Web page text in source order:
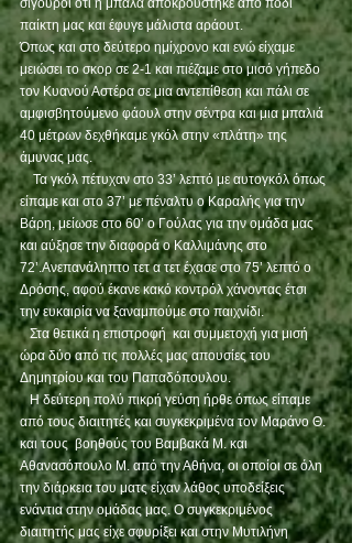
σίγουροι ότι η μπάλα αποκρούστηκε από πόδι
παίκτη μας και έφυγε μάλιστα αράουτ.
Όπως και στο δεύτερο ημίχρονο και ενώ είχαμε
μειώσει το σκορ σε 2-1 και πιέζαμε στο μισό γήπεδο
τον Κυανού Αστέρα σε μια αντεπίθεση και πάλι σε
αμφισβητούμενο φάουλ στην σέντρα και μια μπαλιά
40 μέτρων δεχθήκαμε γκόλ στην «πλάτη» της
άμυνας μας.
    Τα γκόλ πέτυχαν στο 33’ λεπτό με αυτογκόλ όπως
είπαμε και στο 37’ με πέναλτυ ο Καραλής για την
Βάρη, μείωσε στο 60’ ο Γούλας για την ομάδα μας
και αύξησε την διαφορά ο Καλλιμάνης στο
72’.Ανεπανάληπτο τετ α τετ έχασε στο 75’ λεπτό ο
Δρόσης, αφού έκανε κακό κοντρόλ χάνοντας έτσι
την ευκαιρία να ξαναμπούμε στο παιχνίδι.
   Στα θετικά η επιστροφή  και συμμετοχή για μισή
ώρα δύο από τις πολλές μας απουσίες του
Δημητρίου και του Παπαδόπουλου.
   Η δεύτερη πολύ πικρή γεύση ήρθε όπως είπαμε
από τους διαιτητές και συγκεκριμένα τον Μαράνο Θ.
και τους βοηθούς του Βαμβακά Μ. και
Αθανασόπουλο Μ. από την Αθήνα, οι οποίοι σε όλη
την διάρκεια του ματς είχαν λάθος υποδείξεις
ενάντια στην ομάδας μας. Ο συγκεκριμένος
διαιτητής μας είχε σφυρίξει και στην Μυτιλήνη